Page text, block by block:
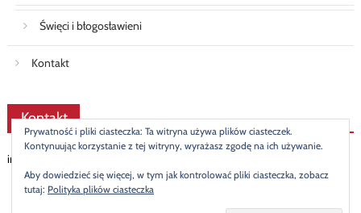
Święci i błogosławieni
Kontakt
Kontakt
info@diakonat.pl
Prywatność i pliki ciasteczka: Ta witryna używa plików ciasteczek.
Kontynuując korzystanie z tej witryny, wyrażasz zgodę na ich używanie.
Aby dowiedzieć się więcej, w tym jak kontrolować pliki ciasteczka, zobacz
tutaj: Polityka plików ciasteczka